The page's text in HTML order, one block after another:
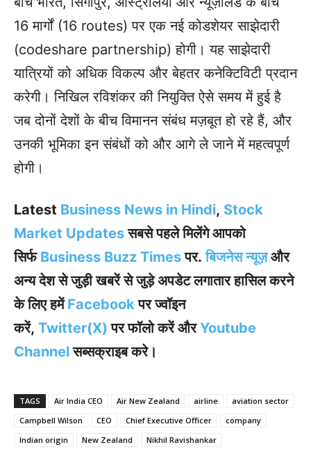
16 मार्गों (16 routes) पर एक नई कोडशेयर साझेदारी
(codeshare partnership) होगी। यह साझेदारी
यात्रियों को अधिक विकल्प और बेहतर कनेक्टिविटी प्रदान
करेगी। निखिल रविशंकर की नियुक्ति ऐसे समय में हुई है
जब दोनों देशों के बीच विमानन संबंध मज़बूत हो रहे हैं, और
उनकी भूमिका इन संबंधों को और आगे ले जाने में महत्वपूर्ण
होगी।
Latest Business News in Hindi, Stock
Market Updatesसबसे पहले मिलेंगे आपको
सिर्फ Business Buzz Timesपर.बिजनेस न्यूज़और
अन्य देश से जुड़ी खबरें से जुड़े अपडेट लगातार हासिल करने
के लिए हमेंFacebookपर ज्वॉइन
करें, Twitter(X) पर फॉलो करें औरYoutube
Channelसब्सक्राइब करे।
TAGS Air India CEO Air New Zealand airline
aviation sector
Campbell Wilson
CEO Chief Executive Officer
company
Indian origin
New Zealand Nikhil Ravishankar